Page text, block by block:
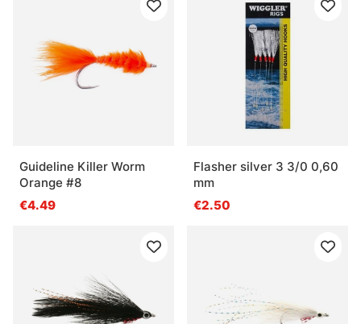
Guideline Killer Worm
Orange #8
€4.49
Flasher silver 3 3/0 0,60
mm
€2.50